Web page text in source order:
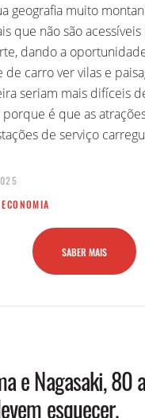
geografia muito
que não são
dando a
de carro ver vilas e
seriam mais difíceis
é que as
de serviço
SABER MAIS
e Nagasaki, 80
esquecer.